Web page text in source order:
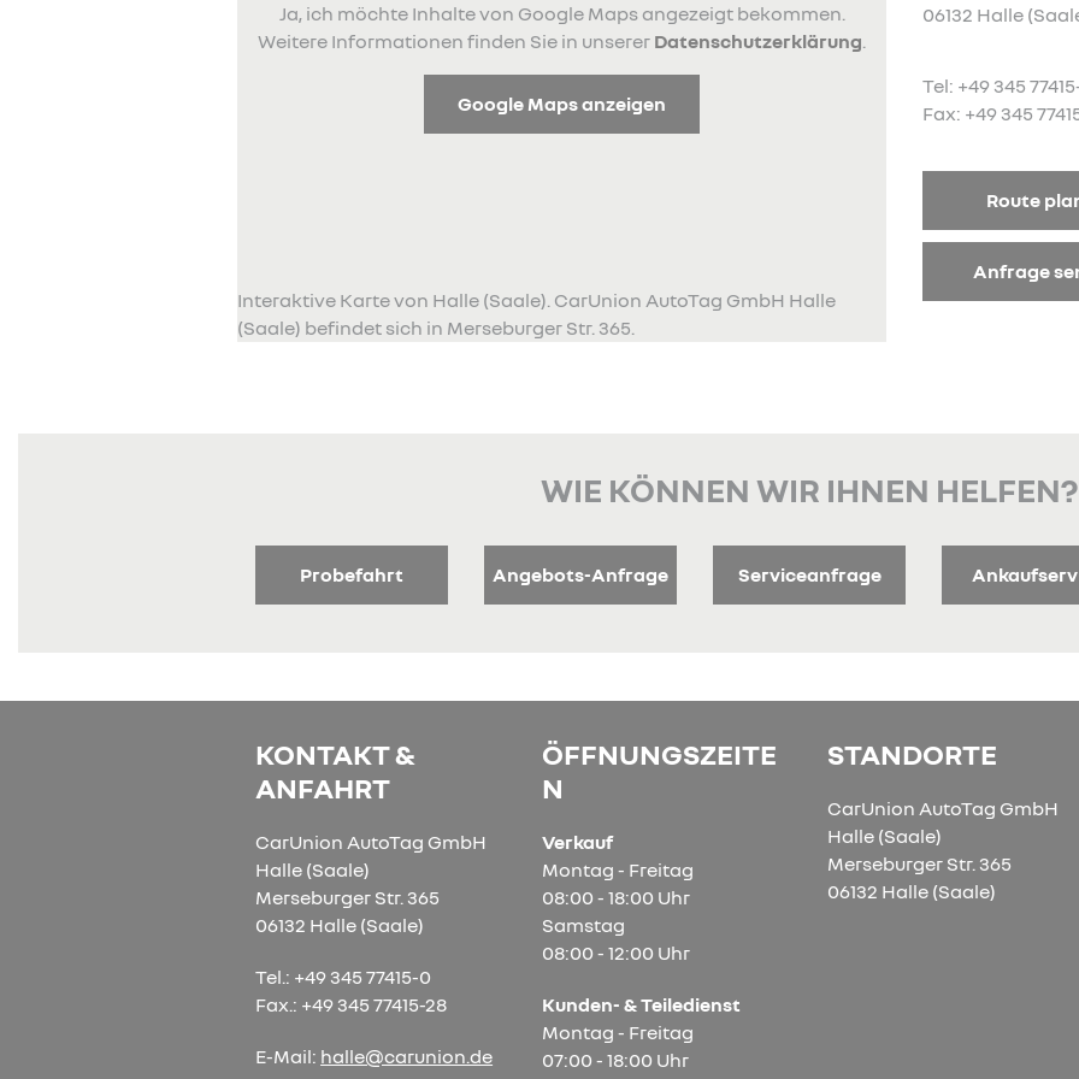
Ja, ich möchte Inhalte von Google Maps angezeigt bekommen.
Weitere Informationen finden Sie in unserer Datenschutzerklärung
Google Maps anzeigen
Interaktive Karte von Halle (Saale). CarUnion AutoTag GmbH Halle
(Saale) befindet sich in Merseburger Str. 365.
06132 Halle
Tel: +49 345
Fax: +49 345
Route
Anfrage
WIE KÖNNEN WIR IHNEN HELFEN?
Probefahrt Angebots-Anfrage Serviceanfrage
KONTAKT &
ANFAHRT
CarUnion AutoTag GmbH
Halle (Saale)
Merseburger Str. 365
06132 Halle (Saale)
Tel.: +49 345 77415-0
Fax.: +49 345 77415-28
E-Mail: halle@carunion.de
ÖFFNUNGSZEITE
N
Verkauf
Montag - Freitag
08:00 - 18:00 Uhr
Samstag
08:00 - 12:00 Uhr
Kunden- & Teiledienst
Montag - Freitag
07:00 - 18:00 Uhr
STANDORTE
CarUnion AutoTag GmbH
Halle (Saale)
Merseburger Str. 365
06132 Halle (Saale)